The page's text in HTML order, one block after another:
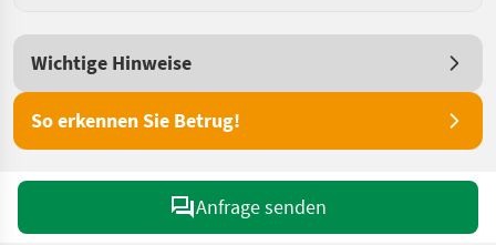
Wichtige Hinweise
So erkennen Sie Betrug!
Anfrage senden